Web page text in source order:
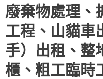
廢棄物處理、
工程、山貓車
手）出租、整
櫃、粗工臨時